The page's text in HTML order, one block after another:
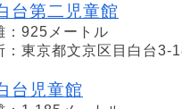
台第二児童館
：925メートル
：東京都文京区目白台3-
台児童館